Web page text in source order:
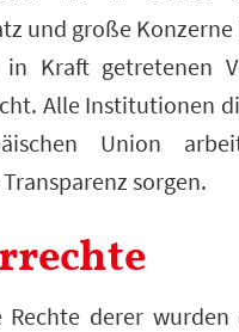
und große
Kraft getretenen
Alle Institutionen
Union
sorgen.
derer